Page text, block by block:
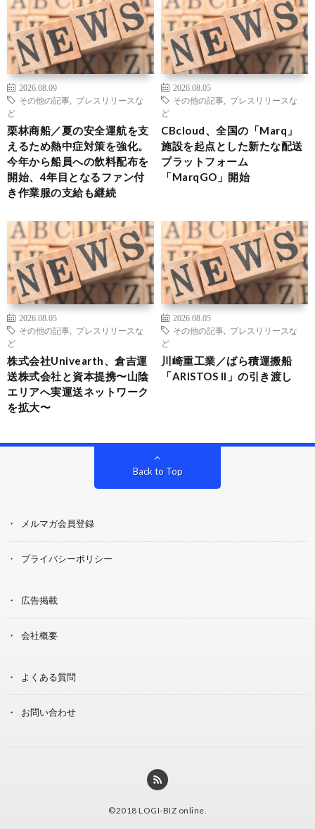
2026.08.09
その他の記事
プレスリリースな
ど
栗林商船／夏の安全運航を支
えるため熱中症対策を強化。
今年から船員への飲料配布を
開始、4年目となるファン付
き作業服の支給も継続
2026.08.05
その他の記事
プレスリリースな
ど
CBcloud、全国の「Marq」
施設を起点とした新たな配送
プラットフォーム
「MarqGO」開始
2026.08.05
その他の記事
プレスリリースな
ど
株式会社Univearth、倉吉運
送株式会社と資本提携〜山陰
エリアへ実運送ネットワーク
を拡大〜
2026.08.05
その他の記事
プレスリリースな
ど
川崎重工業／ばら積運搬船
「ARISTOS II」の引き渡し
Back to Top
メルマガ会員登録
プライバシーポリシー
広告掲載
会社概要
よくある質問
お問い合わせ
©2018 LOGI-BIZ online